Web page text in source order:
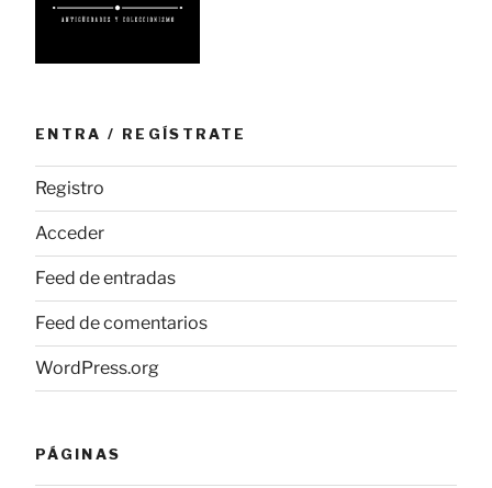
ENTRA / REGÍSTRATE
Registro
Acceder
Feed de entradas
Feed de comentarios
WordPress.org
PÁGINAS